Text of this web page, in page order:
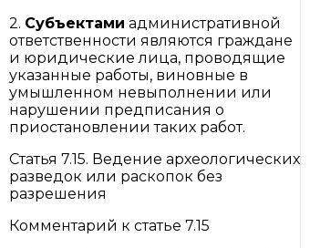
2. Субъектами административной
ответственности являются граждане
и юридические лица, проводящие
указанные работы, виновные в
умышленном невыполнении или
нарушении предписания о
приостановлении таких работ.
Статья 7.15. Ведение археологических
разведок или раскопок без
разрешения
Комментарий к статье 7.15